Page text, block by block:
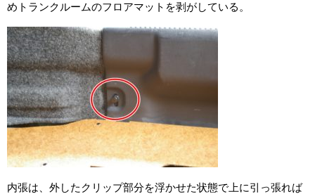
めトランクルームのフロアマットを剥がしている。
内張は、外したクリップ部分を浮かせた状態で上に引っ張れば